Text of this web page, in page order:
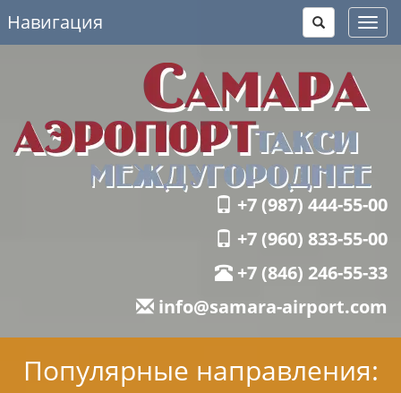
Навигация
+7 (987) 444-55-00
+7 (960) 833-55-00
+7 (846) 246-55-33
info@samara-airport.com
Популярные направления: